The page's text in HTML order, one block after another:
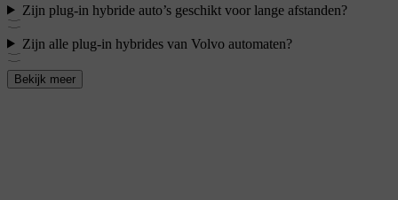
Zijn plug-in hybride auto’s geschikt voor lange afstanden?
Zijn alle plug-in hybrides van Volvo automaten?
Bekijk meer